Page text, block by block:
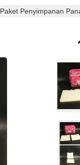
Paket Penyimpanan